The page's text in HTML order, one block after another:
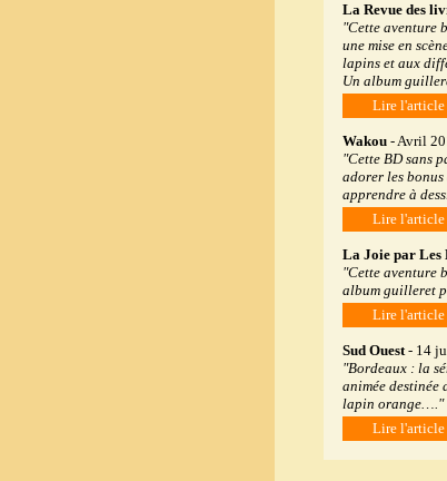
La Revue des
"Cette aventure
une mise en
lapins et aux
Un album
Lire l'article
Wakou- Avril
"Cette BD sans
adorer les
apprendre à
Lire l'article
La Joie par Les
"Cette aventure
album guilleret
Lire l'article
Sud Ouest- 14
"Bordeaux : la
animée
lapin orange…."
Lire l'article